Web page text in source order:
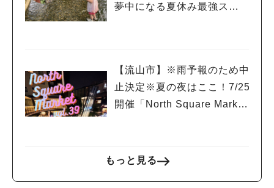
夢中になる夏休み最強スポ
【流山市】※雨予報のため中
止決定※夏の夜はここ！7/25
開催「North Square Marke
もっと見る